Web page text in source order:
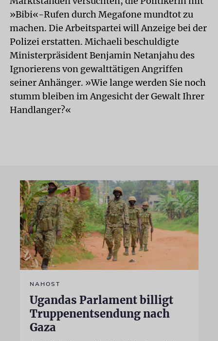
»Bibi«-Rufen durch Megafone mundtot zu
machen. Die Arbeitspartei will Anzeige bei der
Polizei erstatten. Michaeli beschuldigte
Ministerpräsident Benjamin Netanjahu des
Ignorierens von gewalttätigen Angriffen
seiner Anhänger. »Wie lange werden Sie noch
stumm bleiben im Angesicht der Gewalt Ihrer
Handlanger?«
NAHOST
Ugandas Parlament billigt
Truppenentsendung nach
Gaza